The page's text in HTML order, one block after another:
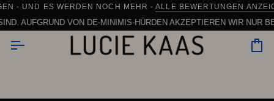
Zum
Inhalt
springen
DER EU (AUSGENOMMEN GESCHIRR)
STUNDEN VERSANDT SCHNELLER VERSAND AUS
UND ES WERDEN NOCH MEHR - ALLE BEWERTUNGEN ANZEIGEN
VON DE-MINIMIS-HÜRDEN AKZEPTIEREN WIR NUR